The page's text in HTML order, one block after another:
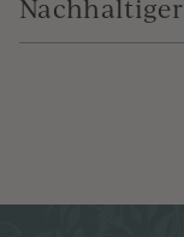
Nachhaltiger